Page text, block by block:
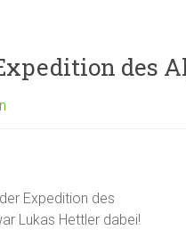
des
Expedition des
Lukas Hettler dabei!